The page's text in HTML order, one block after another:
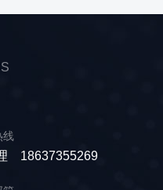
材料认证环节上
国目前在锂电隔
如此，我们仍然
相信我国锂电池
中锂永远以锂离子
蓄电池的替代产
质、隔膜以及外
离子电池阴极。
近锂电位的可嵌入
墨、合成石墨、
线
18637355269